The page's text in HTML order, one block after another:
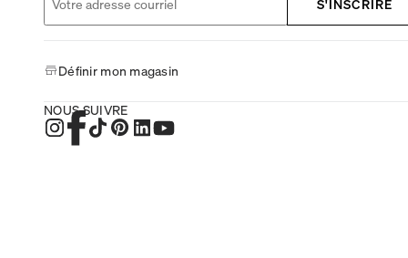
S'INSCRIRE
Définir mon magasin
NOUS SUIVRE